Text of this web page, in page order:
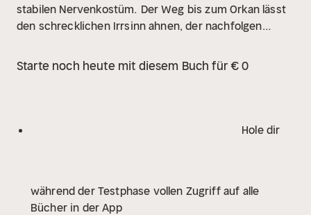
stabilen Nervenkostüm. Der Weg bis zum Orkan lässt
den schrecklichen Irrsinn ahnen, der nachfolgen
schattigen "Geburt" überstanden, ist das Licht am
Starte noch heute mit diesem Buch für € 0
Hole dir
während der Testphase vollen Zugriff auf alle
Bücher in der App